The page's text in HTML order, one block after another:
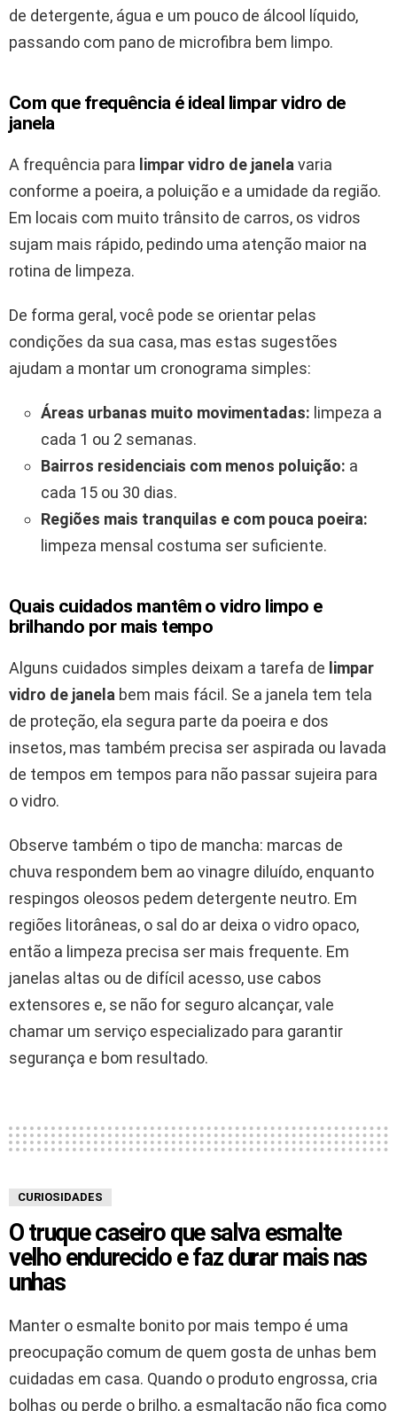
de detergente, água e um pouco de álcool líquido,
passando com pano de microfibra bem limpo.
Com que frequência é ideal limpar vidro de
janela
A frequência para limpar vidro de janelavaria
conforme a poeira, a poluição e a umidade da região.
Em locais com muito trânsito de carros, os vidros
sujam mais rápido, pedindo uma atenção maior na
rotina de limpeza.
De forma geral, você pode se orientar pelas
condições da sua casa, mas estas sugestões
ajudam a montar um cronograma simples:
Áreas urbanas muito movimentadas: limpeza a
cada 1 ou 2 semanas.
Bairros residenciais com menos poluição: a
cada 15 ou 30 dias.
Regiões mais tranquilas e com pouca poeira:
limpeza mensal costuma ser suficiente.
Quais cuidados mantêm o vidro limpo e
brilhando por mais tempo
Alguns cuidados simples deixam a tarefa de limpar
vidro de janela bem mais fácil. Se a janela tem tela
de proteção, ela segura parte da poeira e dos
insetos, mas também precisa ser aspirada ou lavada
de tempos em tempos para não passar sujeira para
o vidro.
Observe também o tipo de mancha: marcas de
chuva respondem bem ao vinagre diluído, enquanto
respingos oleosos pedem detergente neutro. Em
regiões litorâneas, o sal do ar deixa o vidro opaco,
então a limpeza precisa ser mais frequente. Em
janelas altas ou de difícil acesso, use cabos
extensores e, se não for seguro alcançar, vale
chamar um serviço especializado para garantir
segurança e bom resultado.
CURIOSIDADES
O truque caseiro que salva esmalte
velho endurecido e faz durar mais nas
unhas
Manter o esmalte bonito por mais tempo é uma
preocupação comum de quem gosta de unhas bem
cuidadas em casa. Quando o produto engrossa, cria
bolhas ou perde o brilho, a esmaltação não fica como